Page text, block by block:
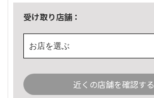
受け取り店舗：
お店を選ぶ
近くの店舗を確認する